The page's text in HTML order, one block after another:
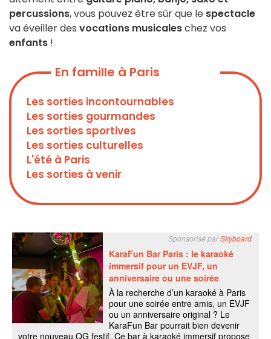
percussions, vous pouvez être sûr que le spectacle
va éveiller des vocations musicaleschez vos
enfants !
En famille à Paris
Les sorties incontournables
Les sorties gourmandes
Les sorties sportives
Les sorties culturelles
L'été à Paris
Les sorties à venir